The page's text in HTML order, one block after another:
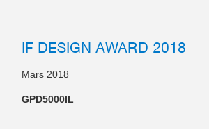
IF DESIGN AWARD 2018
Mars 2018
GPD5000IL